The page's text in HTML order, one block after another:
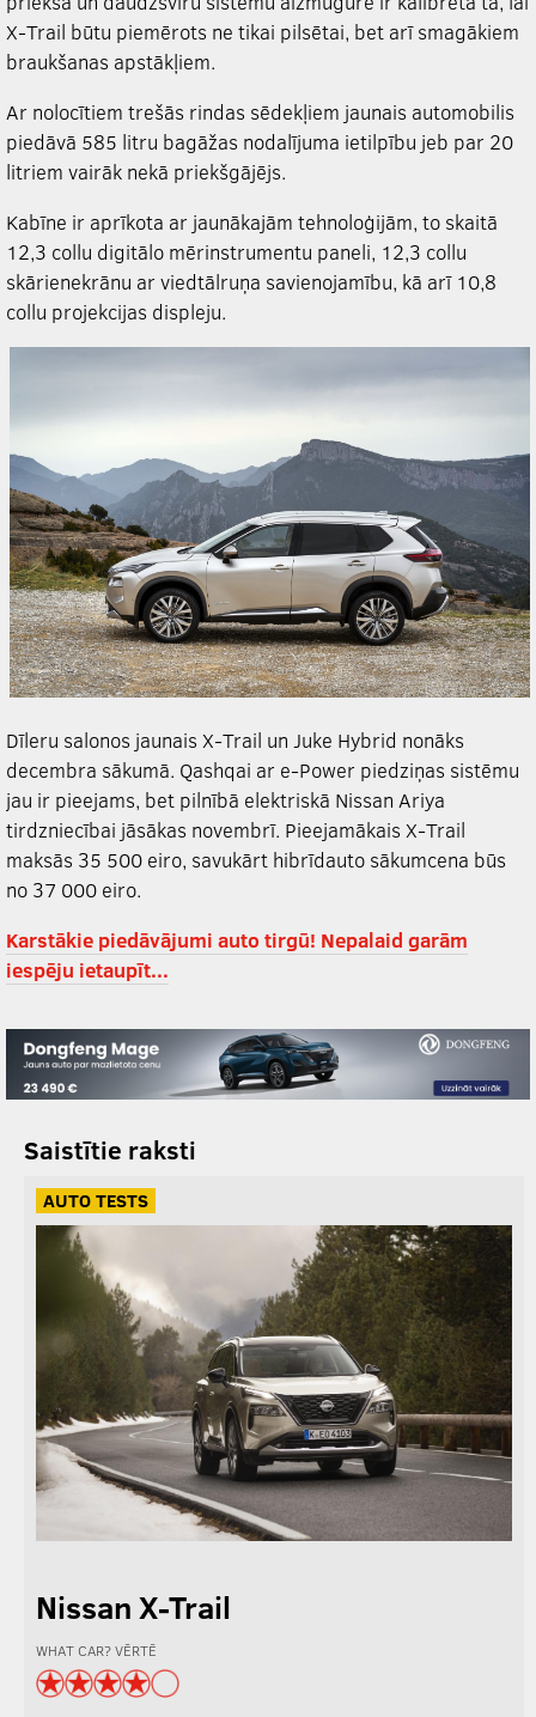
X-Trail būtu piemērots ne tikai pilsētai, bet arī smagākiem
braukšanas apstākļiem.
Ar nolocītiem trešās rindas sēdekļiem jaunais automobilis
piedāvā 585 litru bagāžas nodalījuma ietilpību jeb par 20
litriem vairāk nekā priekšgājējs.
Kabīne ir aprīkota ar jaunākajām tehnoloģijām, to skaitā
12,3 collu digitālo mērinstrumentu paneli, 12,3 collu
skārienekrānu ar viedtālruņa savienojamību, kā arī 10,8
collu projekcijas displeju.
Dīleru salonos jaunais X-Trail un Juke Hybrid nonāks
decembra sākumā. Qashqai ar e-Power piedziņas sistēmu
jau ir pieejams, bet pilnībā elektriskā Nissan Ariya
tirdzniecībai jāsākas novembrī. Pieejamākais X-Trail
maksās 35 500 eiro, savukārt hibrīdauto sākumcena būs
no 37 000 eiro.
Karstākie piedāvājumi auto tirgū! Nepalaid garām
iespēju ietaupīt...
Saistītie raksti
AUTO TESTS
Nissan X-Trail
WHAT CAR? VĒRTĒ